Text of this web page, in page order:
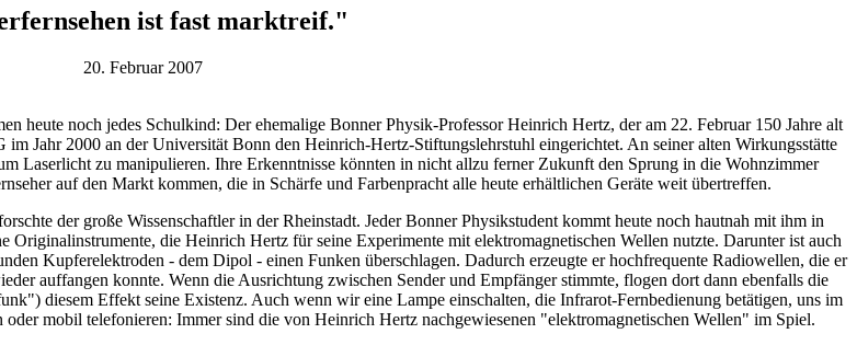
ist fast marktreif."
20. Februar 2007
heute noch jedes Schulkind: Der ehemalige Bonner Physik-Professor Heinrich Hertz, der am 22. Februar 150 Jahre alt
Jahr 2000 an der Universität Bonn den Heinrich-Hertz-Stiftungslehrstuhl eingerichtet. An seiner alten Wirkungsstätte
Laserlicht zu manipulieren. Ihre Erkenntnisse könnten in nicht allzu ferner Zukunft den Sprung in die Wohnzimmer
auf den Markt kommen, die in Schärfe und Farbenpracht alle heute erhältlichen Geräte weit übertreffen.
der große Wissenschaftler in der Rheinstadt. Jeder Bonner Physikstudent kommt heute noch hautnah mit ihm in
Originalinstrumente, die Heinrich Hertz für seine Experimente mit elektromagnetischen Wellen nutzte. Darunter ist auch
Kupferelektroden - dem Dipol - einen Funken überschlagen. Dadurch erzeugte er hochfrequente Radiowellen, die er
auffangen konnte. Wenn die Ausrichtung zwischen Sender und Empfänger stimmte, flogen dort dann ebenfalls die
diesem Effekt seine Existenz. Auch wenn wir eine Lampe einschalten, die Infrarot-Fernbedienung betätigen, uns im
mobil telefonieren: Immer sind die von Heinrich Hertz nachgewiesenen "elektromagnetischen Wellen" im Spiel.